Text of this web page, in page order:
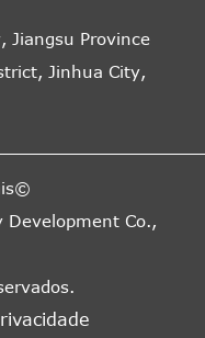
Jiangsu Province
Jinhua City,
Development Co.,